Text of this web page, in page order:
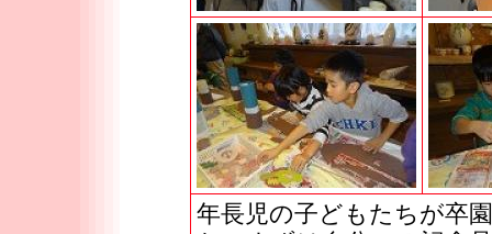
年長児の子どもたちが卒